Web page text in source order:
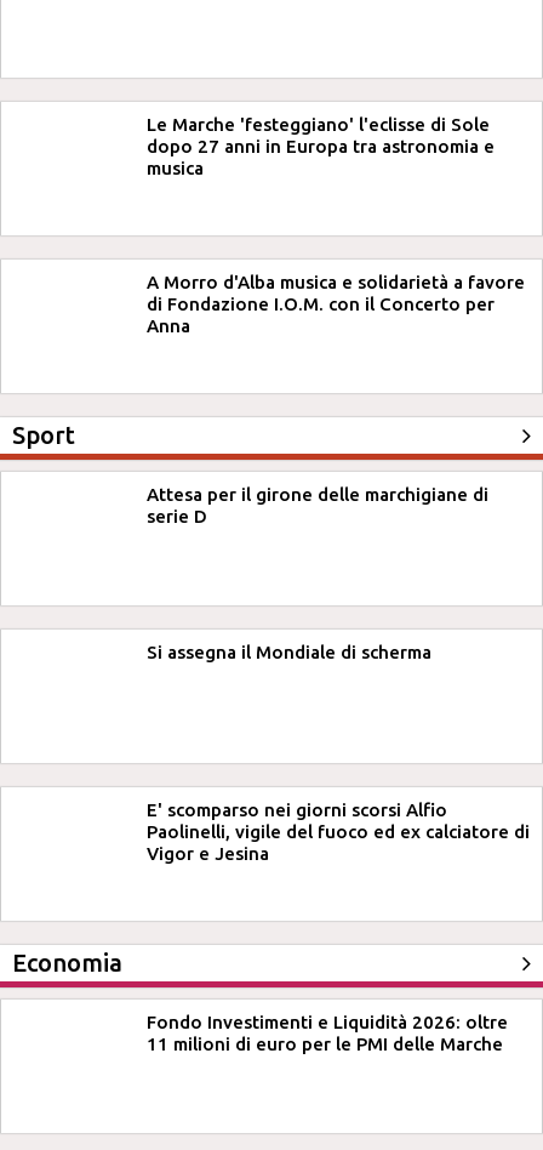
Le Marche 'festeggiano' l'eclisse di Sole
dopo 27 anni in Europa tra astronomia e
musica
A Morro d'Alba musica e solidarietà a favore
di Fondazione I.O.M. con il Concerto per
Anna
Sport
Attesa per il girone delle marchigiane di
serie D
Si assegna il Mondiale di scherma
E' scomparso nei giorni scorsi Alfio
Paolinelli, vigile del fuoco ed ex calciatore di
Vigor e Jesina
Economia
Fondo Investimenti e Liquidità 2026: oltre
11 milioni di euro per le PMI delle Marche